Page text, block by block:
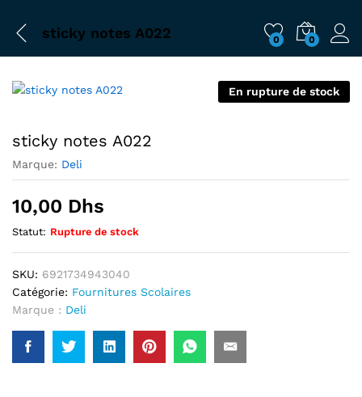
sticky notes A022 0 0
En rupture de stock
sticky notes A022
Marque: Deli
10,00 Dhs
Statut: Rupture de stock
SKU: 6921734943040
Catégorie: Fournitures Scolaires
Marque : Deli